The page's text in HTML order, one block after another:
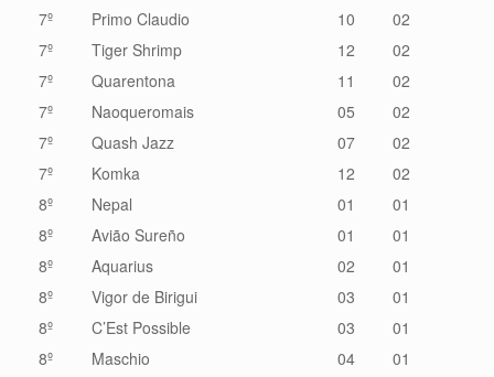
7º
Primo Claudio 10
02
7º
Tiger Shrimp 12
02
7º
Quarentona 11
02
7º
Naoqueromais 05
02
7º
Quash Jazz 07
02
7º
Komka 12
02
8º
Nepal 01
01
8º
Avião Sureño 01
01
8º
Aquarius 02
01
8º
Vigor de Birigui 03
01
8º
C’Est Possible 03
01
8º
Maschio 04
01